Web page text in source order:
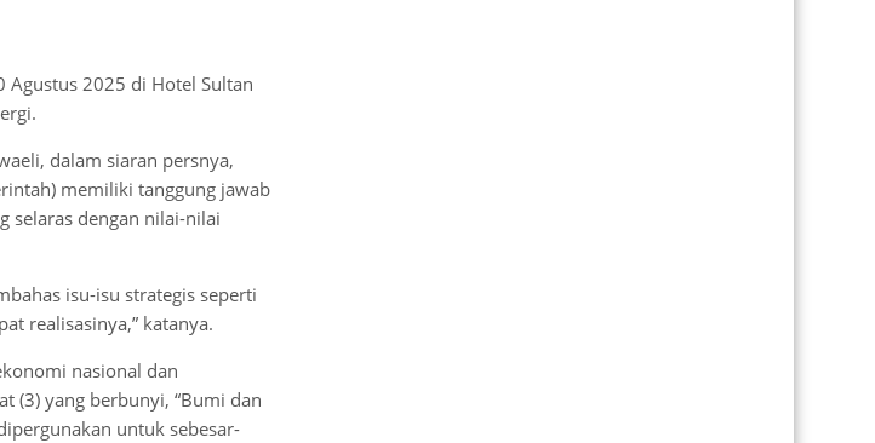
Agustus 2025 di Hotel Sultan
dalam siaran persnya,
memiliki tanggung jawab
selaras dengan nilai-nilai
isu-isu strategis seperti
realisasinya,” katanya.
nasional dan
(3) yang berbunyi, “Bumi dan
untuk sebesar-